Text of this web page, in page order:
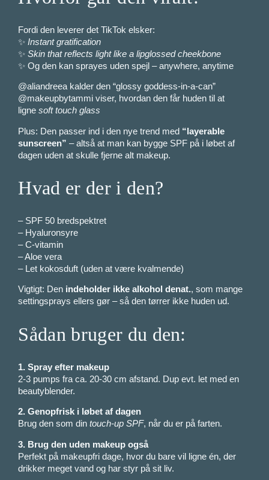
Fordi den leverer det TikTok elsker:
✨Instant gratification
✨Skin that reflects light like a lipglossed cheekbone
✨ Og den kan sprayes uden spejl – anywhere, anytime
@aliandreea kalder den “glossy goddess-in-a-can”
@makeupbytammi viser, hvordan den får huden til at
lignesoft touch glass
Plus: Den passer ind i den nye trend med “layerable
sunscreen” – altså at man kan bygge SPF på i løbet af
dagen uden at skulle fjerne alt makeup.
Hvad er der i den?
– SPF 50 bredspektret
– Hyaluronsyre
– C-vitamin
– Aloe vera
– Let kokosduft (uden at være kvalmende)
Vigtigt: Den indeholder ikke alkohol denat., som mange
settingsprays ellers gør – så den tørrer ikke huden ud.
Sådan bruger du den:
1. Spray efter makeup
2-3 pumps fra ca. 20-30 cm afstand. Dup evt. let med en
beautyblender.
2. Genopfrisk i løbet af dagen
Brug den som dintouch-up SPF, når du er på farten.
3. Brug den uden makeup også
Perfekt på makeupfri dage, hvor du bare vil ligne én, der
drikker meget vand og har styr på sit liv.